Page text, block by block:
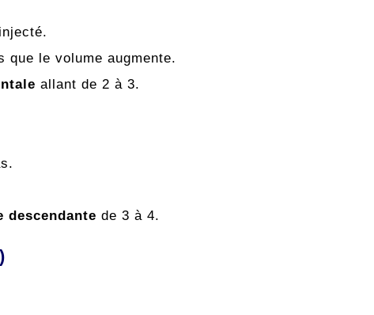
que le volume augmente.
allant de 2 à 3.
descendante de 3 à 4.